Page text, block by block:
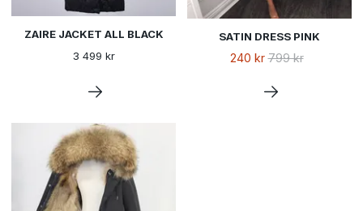
ZAIRE JACKET ALL BLACK
3 499 kr
SATIN DRESS PINK
240 kr 799 kr